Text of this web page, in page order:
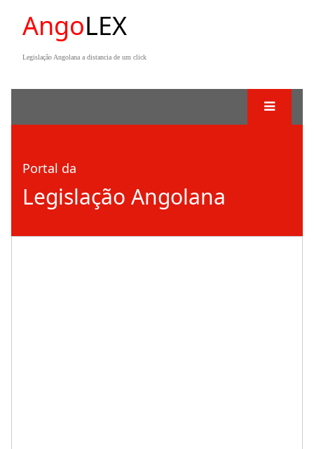
AngoLEX
Legislação Angolana a distancia de um click
Portal da
Legislação Angolana